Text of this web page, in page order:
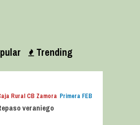
Trending
Rural CB Zamora Primera FEB
veraniego